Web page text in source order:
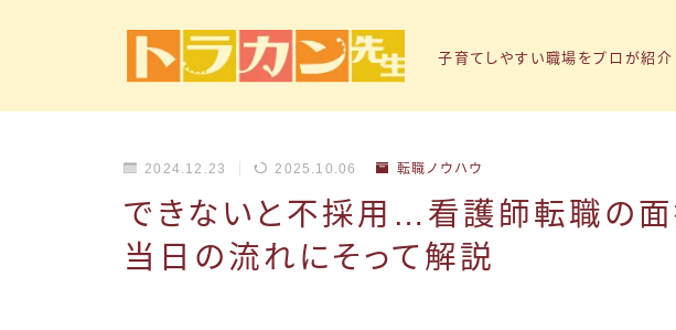
子育てしやすい職場をプロが紹介
トップペー
2024.12.23 2025.10.06 転職ノウハウ
できないと不採用…看護師転職の
当日の流れにそって解説